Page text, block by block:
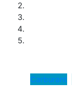
Carburant